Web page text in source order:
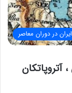
ایران در دوران معاصر
آتروپاتکان